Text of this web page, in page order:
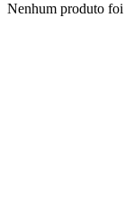
Nenhum produto foi